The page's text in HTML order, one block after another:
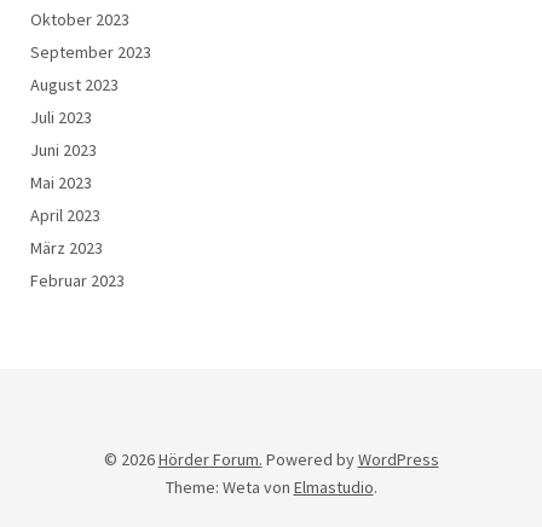
Oktober 2023
September 2023
August 2023
Juli 2023
Juni 2023
Mai 2023
April 2023
März 2023
Februar 2023
© 2026Hörder Forum. Powered byWordPress
Theme: Weta von Elmastudio.